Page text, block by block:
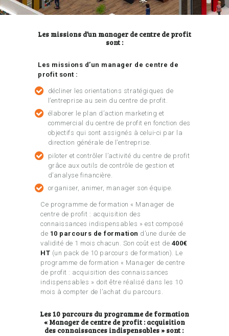
Les missions d’un manager de centre de profit
sont :
Les missions d’un manager de centre de
profit sont :
décliner les orientations stratégiques de
l’entreprise au sein du centre de profit.
élaborer le plan d’action marketing et
commercial du centre de profit en fonction des
objectifs qui sont assignés à celui-ci par la
direction générale de l’entreprise.
piloter et contrôler l’activité du centre de profit
grâce aux outils de contrôle de gestion et
d’analyse financière.
organiser, animer, manager son équipe.
Ce programme de formation « Manager de
centre de profit : acquisition des
connaissances indispensables » est composé
de 10 parcours de formation d’une durée de
validité de 1 mois chacun. Son coût est de 400€
HT (un pack de 10 parcours de formation). Le
programme de formation « Manager de centre
de profit : acquisition des connaissances
indispensables » doit être réalisé dans les 10
mois à compter de l’achat du parcours.
Les 10 parcours du programme de formation
« Manager de centre de profit : acquisition
des connaissances indispensables » sont :